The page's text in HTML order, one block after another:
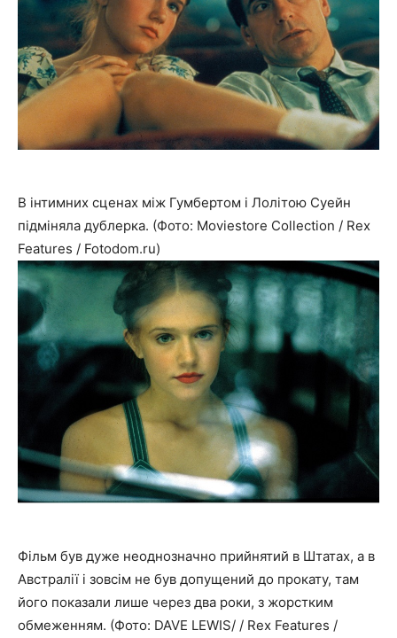
В інтимних сценах між Гумбертом і Лолітою Суейн
підміняла дублерка. (Фото: Moviestore Collection / Rex
Features / Fotodom.ru)
Фільм був дуже неоднозначно прийнятий в Штатах, а в
Австралії і зовсім не був допущений до прокату, там
його показали лише через два роки, з жорстким
обмеженням. (Фото: DAVE LEWIS/ / Rex Features /